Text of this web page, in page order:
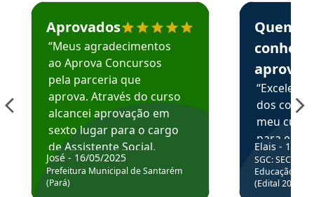
Estudante José recomenda o Aprova Concursos em
Aprovados
“Meus agradecimentos
ao Aprova Concursos
pela parceria que
aprova. Através do curso
alcancei aprovação em
sexto lugar para o cargo
de Assistente Social.
Hoje estou atuando na
Prefeitura de Santarém.
José - 16/05/2025
Prefeitura Municipal de Santarém
(Pará)
Estudante
Quem
aprova
dos
meu
para
colocar
através
de
Elais - 15/
SGC: SEC BA
Educação
(Edital